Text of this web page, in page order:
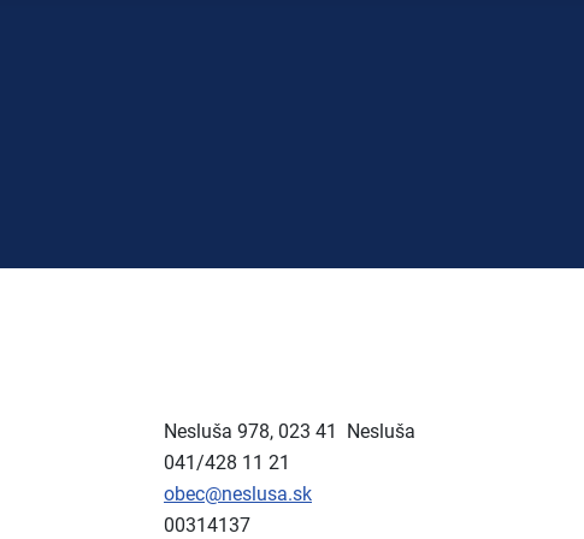
Nesluša 978, 023 41 Nesluša
041/428 11 21
obec@neslusa.sk
00314137